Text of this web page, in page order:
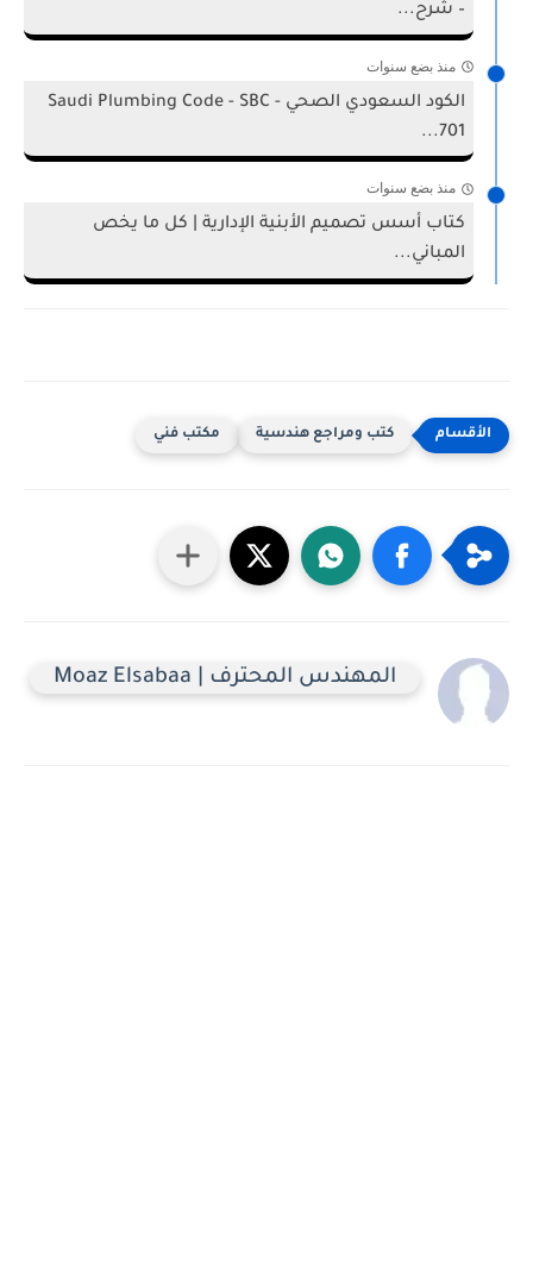
– شرح...
منذ بضع سنوات
الكود السعودي الصحي - Saudi Plumbing Code - SBC
701...
منذ بضع سنوات
كتاب أسس تصميم الأبنية الإدارية | كل ما يخص
المباني...
كتب ومراجع هندسية مكتب فني
المهندس المحترف | Moaz Elsabaa